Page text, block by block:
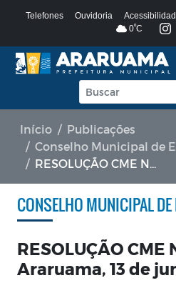
Telefones Ouvidoria
0ºC
Início
Publicações
Conselho Municipal de
RESOLUÇÃO CME Nº. 002/2025 Araruama, 13 de junho de 2025.
CONSELHO MUNICIPAL DE
RESOLUÇÃO CME
Araruama, 13 de